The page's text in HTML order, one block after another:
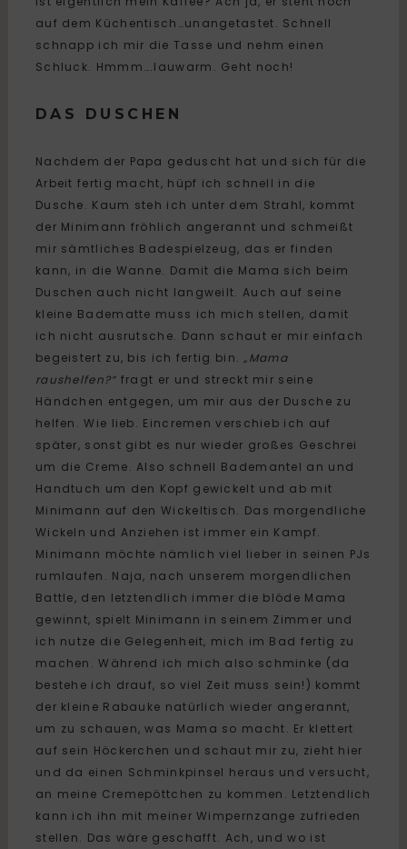
auf dem Küchentisch…unangetastet. Schnell
schnapp ich mir die Tasse und nehm einen
Schluck. Hmmm….lauwarm. Geht noch!
DAS DUSCHEN
Nachdem der Papa geduscht hat und sich für die
Arbeit fertig macht, hüpf ich schnell in die
Dusche. Kaum steh ich unter dem Strahl, kommt
der Minimann fröhlich angerannt und schmeißt
mir sämtliches Badespielzeug, das er finden
kann, in die Wanne. Damit die Mama sich beim
Duschen auch nicht langweilt. Auch auf seine
kleine Badematte muss ich mich stellen, damit
ich nicht ausrutsche. Dann schaut er mir einfach
begeistert zu, bis ich fertig bin.„Mama
raushelfen?“ fragt er und streckt mir seine
Händchen entgegen, um mir aus der Dusche zu
helfen. Wie lieb. Eincremen verschieb ich auf
später, sonst gibt es nur wieder großes Geschrei
um die Creme. Also schnell Bademantel an und
Handtuch um den Kopf gewickelt und ab mit
Minimann auf den Wickeltisch. Das morgendliche
Wickeln und Anziehen ist immer ein Kampf.
Minimann möchte nämlich viel lieber in seinen PJs
rumlaufen. Naja, nach unserem morgendlichen
Battle, den letztendlich immer die blöde Mama
gewinnt, spielt Minimann in seinem Zimmer und
ich nutze die Gelegenheit, mich im Bad fertig zu
machen. Während ich mich also schminke (da
bestehe ich drauf, so viel Zeit muss sein!) kommt
der kleine Rabauke natürlich wieder angerannt,
um zu schauen, was Mama so macht. Er klettert
auf sein Höckerchen und schaut mir zu, zieht hier
und da einen Schminkpinsel heraus und versucht,
an meine Cremepöttchen zu kommen. Letztendlich
kann ich ihn mit meiner Wimpernzange zufrieden
stellen. Das wäre geschafft. Ach, und wo ist